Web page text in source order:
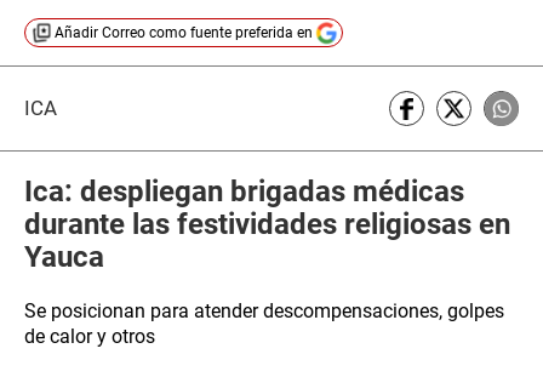
Añadir Correo como fuente preferida en
ICA
Ica: despliegan brigadas médicas
durante las festividades religiosas en
Yauca
Se posicionan para atender descompensaciones, golpes
de calor y otros